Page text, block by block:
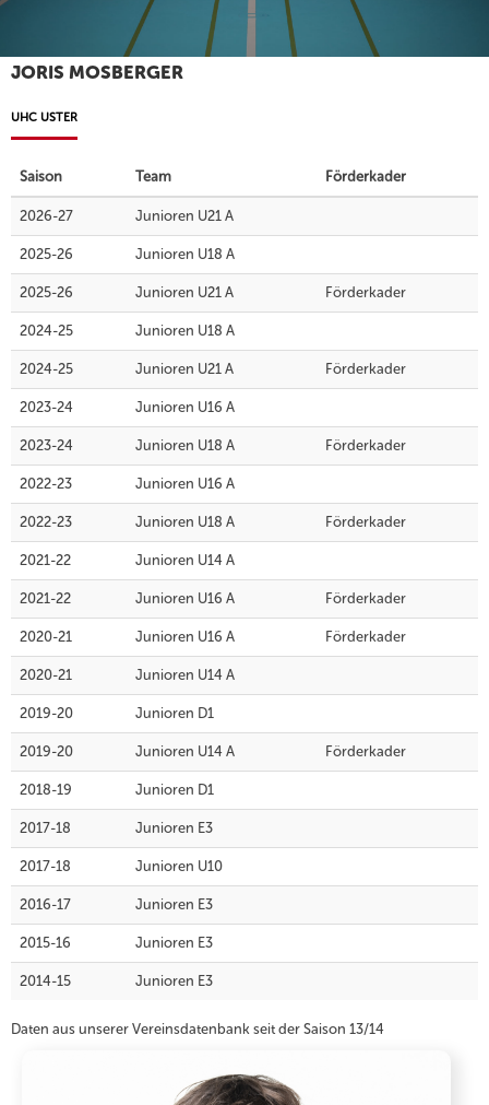
JORIS MOSBERGER
UHC USTER
Saison Team Förderkader
2026-27 Junioren U21 A
2025-26 Junioren U18 A
2025-26 Junioren U21 A Förderkader
2024-25 Junioren U18 A
2024-25 Junioren U21 A Förderkader
2023-24 Junioren U16 A
2023-24 Junioren U18 A Förderkader
2022-23 Junioren U16 A
2022-23 Junioren U18 A Förderkader
2021-22 Junioren U14 A
2021-22 Junioren U16 A Förderkader
2020-21 Junioren U16 A Förderkader
2020-21 Junioren U14 A
2019-20 Junioren D1
2019-20 Junioren U14 A Förderkader
2018-19 Junioren D1
2017-18 Junioren E3
2017-18 Junioren U10
2016-17 Junioren E3
2015-16 Junioren E3
2014-15 Junioren E3
Daten aus unserer Vereinsdatenbank seit der Saison 13/14